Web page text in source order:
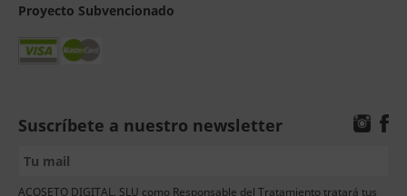
Proyecto Subvencionado
Suscríbete a nuestro newsletter
ACOSETO DIGITAL, SLU como Responsable del Tratamiento tratará tus